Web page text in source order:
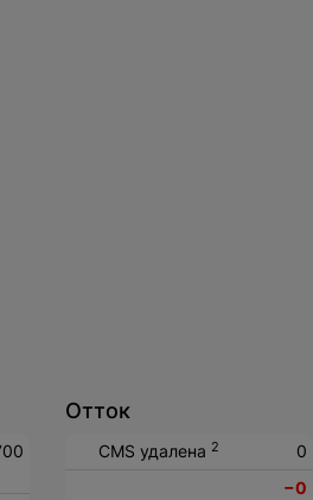
Отток
CMS удалена 2
0
−0